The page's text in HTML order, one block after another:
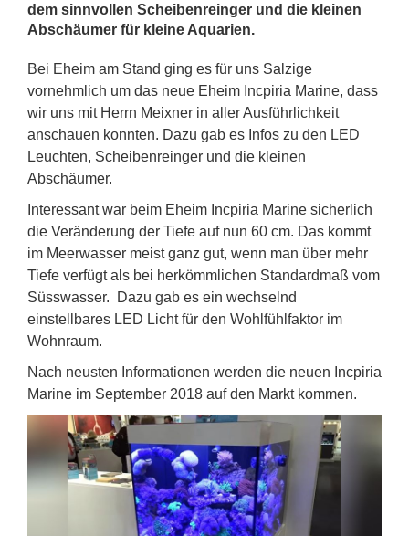
dem sinnvollen Scheibenreinger und die kleinen
Abschäumer für kleine Aquarien.
Bei Eheim am Stand ging es für uns Salzige
vornehmlich um das neue Eheim Incpiria Marine, dass
wir uns mit Herrn Meixner in aller Ausführlichkeit
anschauen konnten. Dazu gab es Infos zu den LED
Leuchten, Scheibenreinger und die kleinen
Abschäumer.
Interessant war beim Eheim Incpiria Marine sicherlich
die Veränderung der Tiefe auf nun 60 cm. Das kommt
im Meerwasser meist ganz gut, wenn man über mehr
Tiefe verfügt als bei herkömmlichen Standardmaß vom
Süsswasser. Dazu gab es ein wechselnd
einstellbares LED Licht für den Wohlfühlfaktor im
Wohnraum.
Nach neusten Informationen werden die neuen Incpiria
Marine im September 2018 auf den Markt kommen.